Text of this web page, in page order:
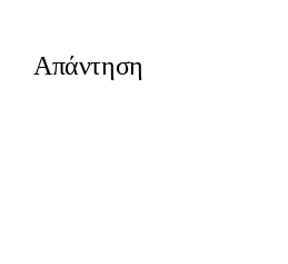
Απάντηση